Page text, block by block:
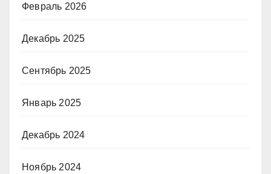
Февраль 2026
Декабрь 2025
Сентябрь 2025
Январь 2025
Декабрь 2024
Ноябрь 2024